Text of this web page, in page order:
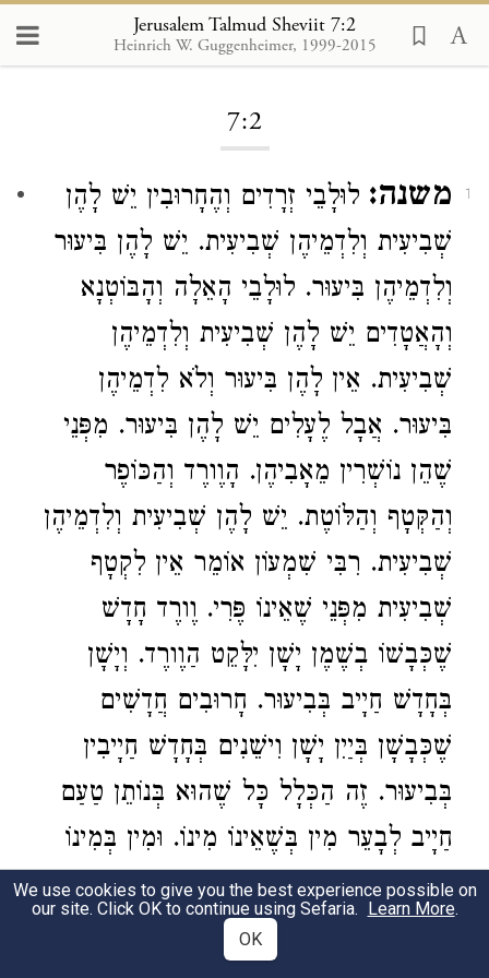
Jerusalem Talmud Sheviit 7:2
Heinrich W. Guggenheimer, 1999-2015
Loading...
7:2
1 משנה: לוּלָבֵי זְרָדִים וְהֶחָרוּבִין יֵשׁ לָהֶן
שְׁבִיעִית וְלִדְמֵיהֶן שְׁבִיעִית. יֵשׁ לָהֶן בִּיעוּר
וְלִדְמֵיהֶן בִּיעוּר. לוּלָבֵי הָאֵלָה וְהָבּוֹטְנָא
וְהָאֲטָדִים יֵשׁ לָהֶן שְׁבִיעִית וְלִדְמֵיהֶן
שְׁבִיעִית. אֵין לָהֶן בִּיעוּר וְלֹא לִדְמֵיהֶן
בִּיעוּר. אֲבָל לֶעָלִים יֵשׁ לָהֶן בִּיעוּר. מִפְּנֵי
שֶׁהֵן נוֹשְׁרִין מֵאָבִיהֶן. הָוֶורֶד וְהַכּוֹפֶר
וְהַקְּטָף וְהַלּוֹטֶת. יֵשׁ לָהֶן שְׁבִיעִית וְלִדְמֵיהֶן
שְׁבִיעִית. רִבִּי שִׁמְעוֹן אוֹמֵר אֵין לִקְטָף
שְׁבִיעִית מִפְּנֵי שֶׁאֵינוֹ פֶּרִי. וֶורֶד חָדָשׁ
שֶׁכְּבָשׁוֹ בְשֶׁמֶן יָשָׁן יִלָּקֵט הַוֶורֶד. וְיָשָׁן
בְּחָדָשׁ חַיָיב בְּבִיעוּר. חָרוּבִים חֲדָשִׁים
שֶׁכְּבָשָׁן בְּיַיִן יָשָׁן וִישֵׁנִים בְּחָדָשׁ חַיָיבִין
בְּבִיעוּר. זֶה הַכְּלָל כָּל שֶׁהוּא בְּנוֹתֵן טַעַם
חַיָיב לְבָעֵר מִין בְּשֶׁאֵינוֹ מִינוֹ. וּמִין בְּמִינוֹ
כָּל שֶׁהוּא. שְׁבִיעִית אוֹסֶרֶת כָּל שֶׁהוּא
בְּמִינוֹ וּשְׁלֹא בְמִינוֹ בְּנוֹתֵן טַעַם.
We use cookies to give you the best experience possible on
our site. Click OK to continue using Sefaria. Learn More.
OK